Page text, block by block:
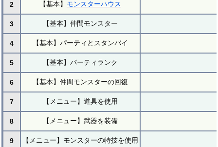
2 【基本】 モンスターハウス
3 【基本】仲間モンスター
4 【基本】パーティとスタンバイ
5 【基本】パーティランク
6 【基本】仲間モンスターの回復
7 【メニュー】道具を使用
8 【メニュー】武器を装備
9 【メニュー】モンスターの特技を使用